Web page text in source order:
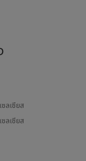
ลเซียส
ลเซียส